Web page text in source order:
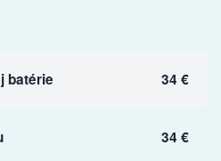
batérie 34 €
34 €